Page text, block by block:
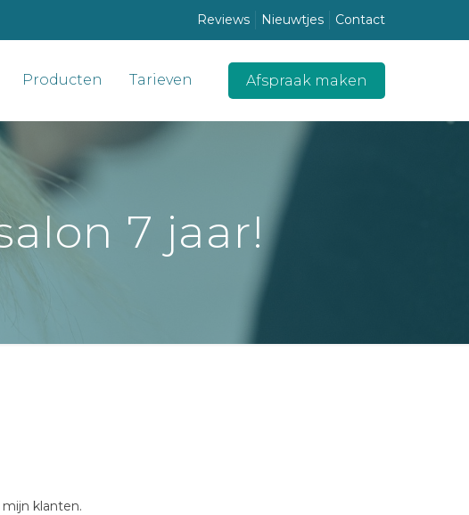
Reviews Nieuwtjes Contact
Producten Tarieven Afspraak maken
7 jaar!
klanten.